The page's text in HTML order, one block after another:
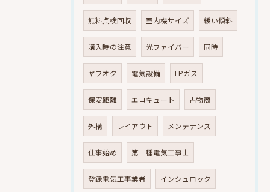
無料点検回収 室内機サイズ 緩い傾斜
購入時の注意 光ファイバー 同時
ヤフオク 電気設備 LPガス
保安距離 エコキュート 古物商
外構 レイアウト メンテナンス
仕事始め 第二種電気工事士
登録電気工事業者 インシュロック